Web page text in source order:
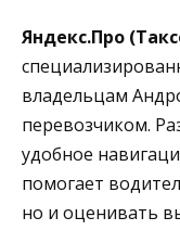
Яндекс.Про
владельцам
перевозчиком.
удобное
помогает
но и оценивать